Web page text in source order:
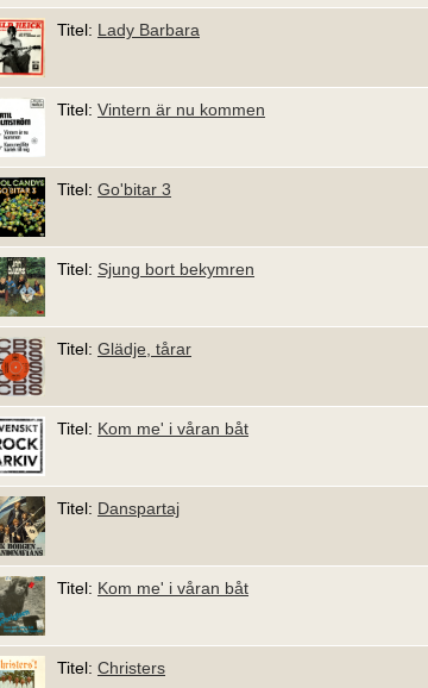
Titel: Lady Barbara
Titel: Vintern är nu kommen
Titel: Go'bitar 3
Titel: Sjung bort bekymren
Titel: Glädje, tårar
Titel: Kom me' i våran båt
Titel: Danspartaj
Titel: Kom me' i våran båt
Titel: Christers